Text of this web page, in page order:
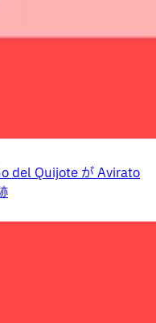
del Quijote が Avirato